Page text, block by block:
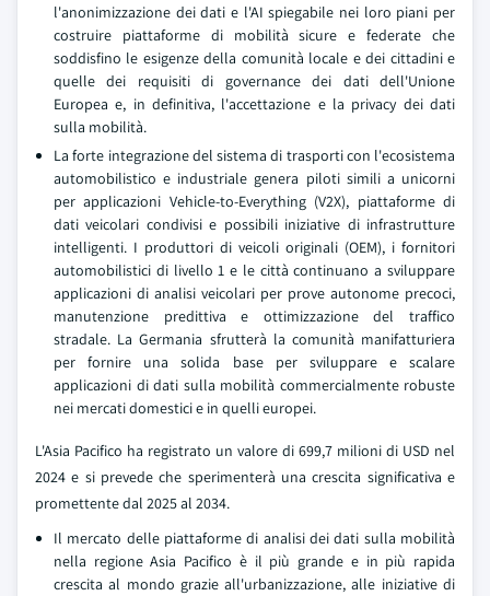
l'anonimizzazione dei dati e l'AI spiegabile nei loro piani per
costruire piattaforme di mobilità sicure e federate che
soddisfino le esigenze della comunità locale e dei cittadini e
quelle dei requisiti di governance dei dati dell'Unione
Europea e, in definitiva, l'accettazione e la privacy dei dati
sulla mobilità.
La forte integrazione del sistema di trasporti con l'ecosistema
automobilistico e industriale genera piloti simili a unicorni
per applicazioni Vehicle-to-Everything (V2X), piattaforme di
dati veicolari condivisi e possibili iniziative di infrastrutture
intelligenti. I produttori di veicoli originali (OEM), i fornitori
automobilistici di livello 1 e le città continuano a sviluppare
applicazioni di analisi veicolari per prove autonome precoci,
manutenzione predittiva e ottimizzazione del traffico
stradale. La Germania sfrutterà la comunità manifatturiera
per fornire una solida base per sviluppare e scalare
applicazioni di dati sulla mobilità commercialmente robuste
nei mercati domestici e in quelli europei.
L'Asia Pacifico ha registrato un valore di 699,7 milioni di USD nel
2024 e si prevede che sperimenterà una crescita significativa e
promettente dal 2025 al 2034.
Il mercato delle piattaforme di analisi dei dati sulla mobilità
nella regione Asia Pacifico è il più grande e in più rapida
crescita al mondo grazie all'urbanizzazione, alle iniziative di